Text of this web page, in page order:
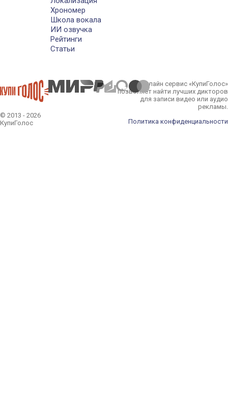
Хрономер
Школа вокала
ИИ озвучка
Рейтинги
Статьи
© 2013 - 2026
КупиГолос
Онлайн сервис «КупиГолос»
позволяет найти лучших дикторов
для записи видео или аудио
рекламы.
Политика конфиденциальности